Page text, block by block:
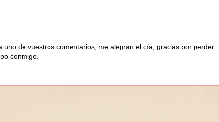
uno de vuestros comentarios, me alegran el día, gracias por perder
conmigo.